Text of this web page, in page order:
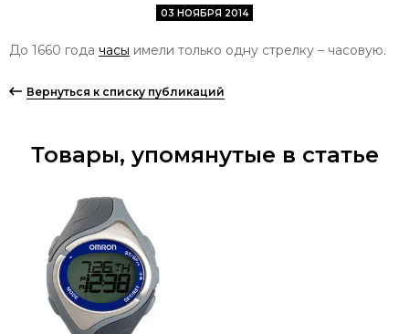
03 НОЯБРЯ 2014
До 1660 года часы имели только одну стрелку – часовую.
Вернуться к списку публикаций
Товары, упомянутые в статье